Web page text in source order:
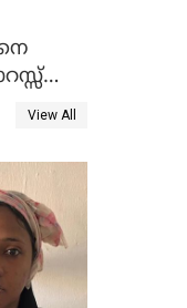
View All